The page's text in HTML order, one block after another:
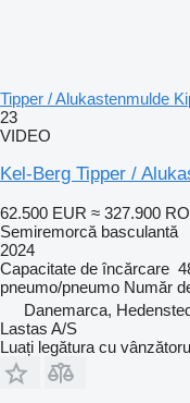
Tipper / Alukastenmulde
23
VIDEO
Kel-Berg Tipper /
62.500 EUR ≈ 327.900
Semiremorcă basculantă
2024
Capacitate de încărcare
pneumo/pneumo Număr
Danemarca,
Lastas A/S
Luați legătura cu